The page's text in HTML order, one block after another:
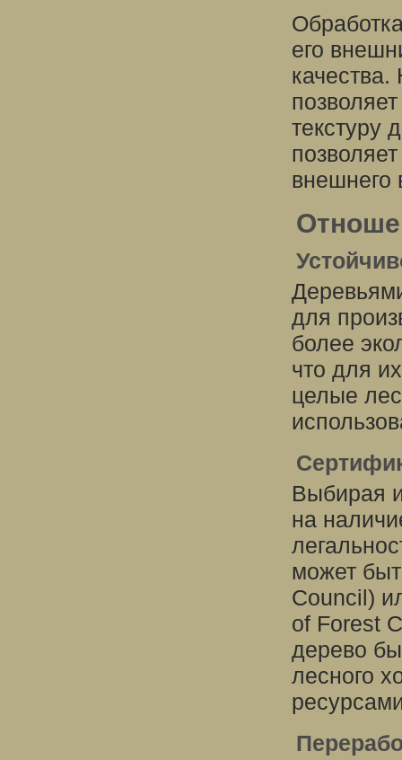
его
текстуру
внешнего
для
более
что для
целые
Выбирая
на
может
Council)
of Forest
дерево
лесного